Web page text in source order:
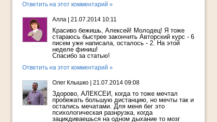
Ответить на этот комментарий »
Алла | 21.07.2014 10:11
Красиво бежишь, Алексей! Молодец! Я тоже
стараюсь быстрее закончить Авторский курс - 6
писем уже написала, осталось - 2. На этой
неделе финиш!
Спасибо за статью!
Ответить на этот комментарий »
Олег Клышко | 21.07.2014 09:08
Здорово, АЛЕКСЕЙ, когда то тоже мечтал
пробежать большую дистанцию, но мечты так и
остались мечатами. Для меня бег это
психологическая разнрузка, когда
зацикдиваешься на одном дыхание то мозг